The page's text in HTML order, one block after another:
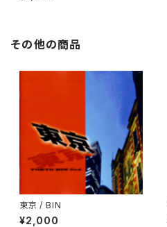
その他の商品
東京 / BIN
¥2,000